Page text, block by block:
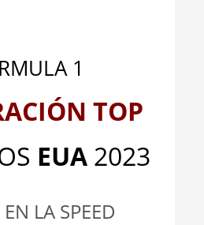
1
TOP
EUA 2023
LA SPEED